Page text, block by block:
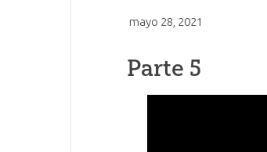
mayo 28, 2021
Parte 5